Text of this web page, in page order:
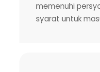
memenuhi
syarat untuk